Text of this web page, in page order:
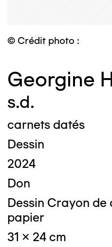
© Crédit photo :
Georgine
s.d.
carnets datés
Dessin
2024
Don
Dessin Crayon de
papier
31 x 24 cm